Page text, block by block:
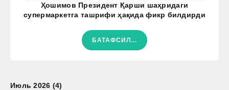
Ҳошимов Президент Қарши шаҳридаги
супермаркетга ташрифи ҳақида фикр билдирди
БАТАФСИЛ...
Июль 2026 (4)